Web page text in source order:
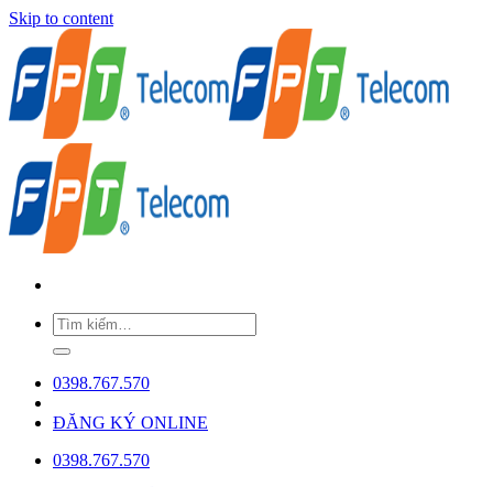
Skip to content
0398.767.570
ĐĂNG KÝ ONLINE
0398.767.570